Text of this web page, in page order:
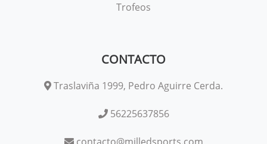
Trofeos
CONTACTO
Traslaviña 1999, Pedro Aguirre Cerda.
56225637856